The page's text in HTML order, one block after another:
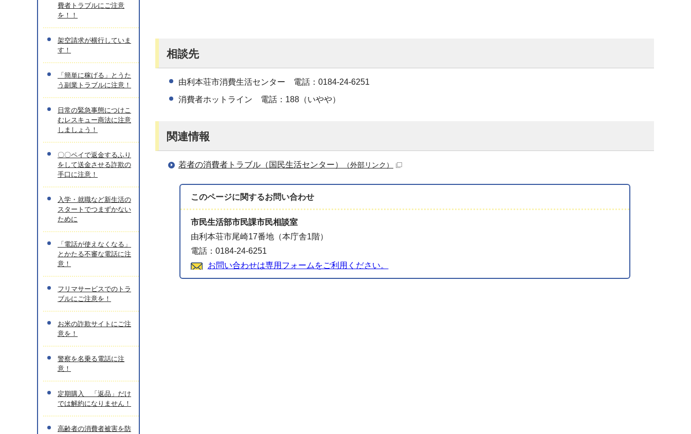
相談先
由利本荘市消費生活センター 電話：0184-24-6251
消費者ホットライン 電話：188（いやや）
関連情報
若者の消費者トラブル（国民生活センター） （外部リンク）
このページに関するお問い合わせ
市民生活部市民課市民相談室
由利本荘市尾崎17番地（本庁舎1階）
電話：0184-24-6251
お問い合わせは専用フォームをご利用ください。
費者トラブルにご注意
を！！
架空請求が横行していま
す！
「簡単に稼げる」とうた
う副業トラブルに注意！
日常の緊急事態につけこ
むレスキュー商法に注意
しましょう！
〇〇ペイで返金するふり
をして送金させる詐欺の
手口に注意！
入学・就職など新生活の
スタートでつまずかない
ために
「電話が使えなくなる」
とかたる不審な電話に注
意！
フリマサービスでのトラ
ブルにご注意を！
お米の詐欺サイトにご注
意を！
警察を名乗る電話に注
意！
定期購入 「返品」だけ
では解約になりません！
高齢者の消費者被害を防